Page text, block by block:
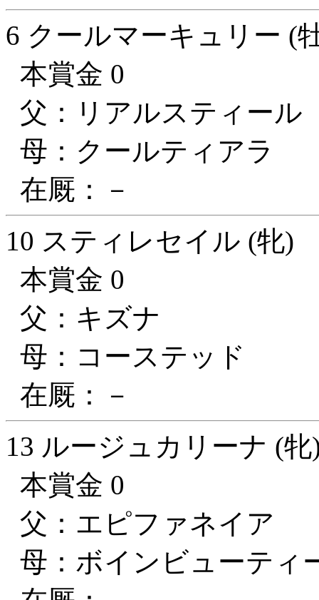
6 クールマーキュリー (
本賞金 0
父：リアルスティール
母：クールティアラ
在厩：－
10 スティレセイル (牝)
本賞金 0
父：キズナ
母：コーステッド
在厩：－
13 ルージュカリーナ (牝
本賞金 0
父：エピファネイア
母：ボインビューティ